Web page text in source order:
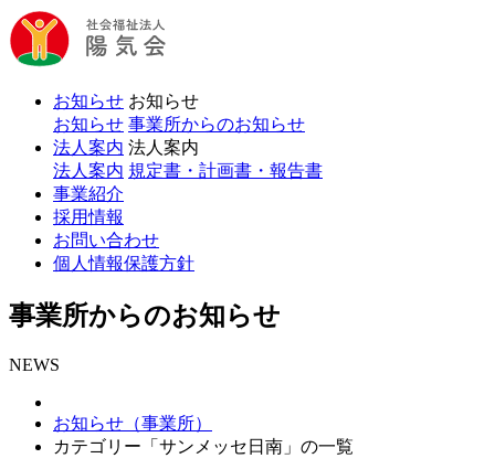
お知らせ お知らせ
お知らせ 事業所からのお知らせ
法人案内 法人案内
法人案内 規定書・計画書・報告書
事業紹介
採用情報
お問い合わせ
個人情報保護方針
事業所からのお知らせ
NEWS
お知らせ（事業所）
カテゴリー「サンメッセ日南」の一覧